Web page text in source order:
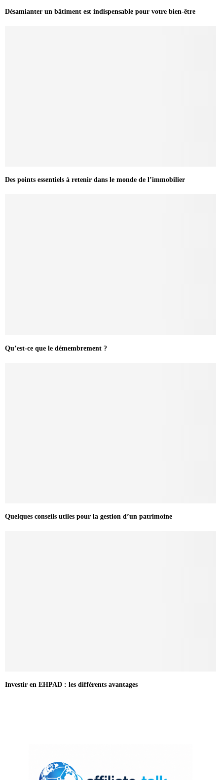
Désamianter un bâtiment est indispensable pour votre bien-être
Des points essentiels à retenir dans le monde de l’immobilier
Qu’est-ce que le démembrement ?
Quelques conseils utiles pour la gestion d’un patrimoine
Investir en EHPAD : les différents avantages